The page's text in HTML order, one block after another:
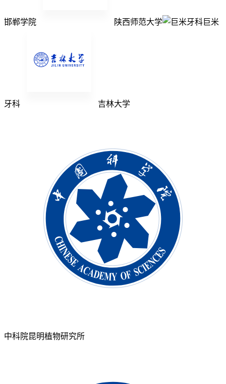
邯郸学院 陕西师范大学 巨米
牙科 吉林大学
中科院昆明植物研究所